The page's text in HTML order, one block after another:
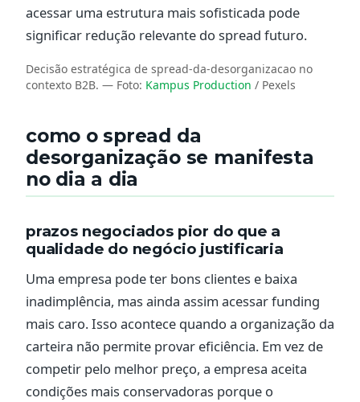
acessar uma estrutura mais sofisticada pode
significar redução relevante do spread futuro.
Decisão estratégica de spread-da-desorganizacao no
contexto B2B. — Foto: Kampus Production / Pexels
como o spread da
desorganização se manifesta
no dia a dia
prazos negociados pior do que a
qualidade do negócio justificaria
Uma empresa pode ter bons clientes e baixa
inadimplência, mas ainda assim acessar funding
mais caro. Isso acontece quando a organização da
carteira não permite provar eficiência. Em vez de
competir pelo melhor preço, a empresa aceita
condições mais conservadoras porque o